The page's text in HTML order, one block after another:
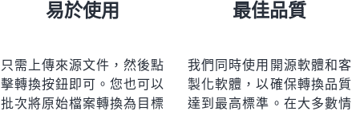
易於使用
只需上傳來源文件，然後點
擊轉換按鈕即可。您也可以
批次將原始檔案轉換為目標
最佳品質
我們同時使用開源軟體和客
製化軟體，以確保轉換品質
達到最高標準。在大多數情